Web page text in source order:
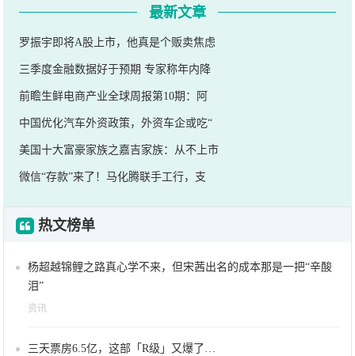
最新文章
罗振宇即将A股上市，他真是个贩卖焦虑
三季度金融数据好于预期 专家称年内降
前瞻生鲜电商产业全球周报第10期：阿
中国优化汽车外资政策，外资车企或吃“
美国十大富豪家族之嘉吉家族：从不上市
微信“存款”来了！马化腾联手工行，支
热文榜单
杨超越锦鲤之路真心学不来，但宋茜出名的成本那是一把“辛酸
泪”
资讯
三天票房6.5亿，这部「R级」又爆了…